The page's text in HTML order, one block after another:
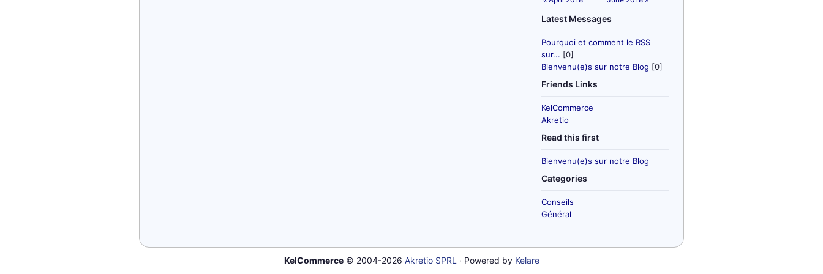
Latest Messages
Pourquoi et comment le RSS
sur... [0]
Bienvenu(e)s sur notre Blog [0]
Friends Links
KelCommerce
Akretio
Read this first
Bienvenu(e)s sur notre Blog
Categories
Conseils
Général
KelCommerce© 2004-2026 Akretio SPRL · Powered by Kelare